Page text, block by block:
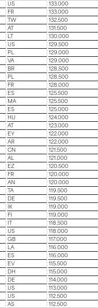
US
133.000
FR
133.000
TW
132.500
AT
131.500
LT
130.000
US
129.500
PL
129.000
VA
129.000
BR
128.500
PL
128.500
FR
128.000
ES
125.500
MA
125.500
ES
125.000
HU
124.000
AT
123.000
EY
122.000
AR
122.000
CN
121.500
AL
121.000
EZ
120.500
FR
120.000
AN
120.000
TA
119.500
DE
119.500
IK
119.000
FI
119.000
118.500
US
118.000
GB
117.000
LA
116.000
ES
116.000
EV
115.500
DH
115.000
DE
114.000
US
113.000
US
112.500
AS
112.500